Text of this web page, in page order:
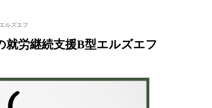
ルズエフ
就労継続支援B型エルズエフ